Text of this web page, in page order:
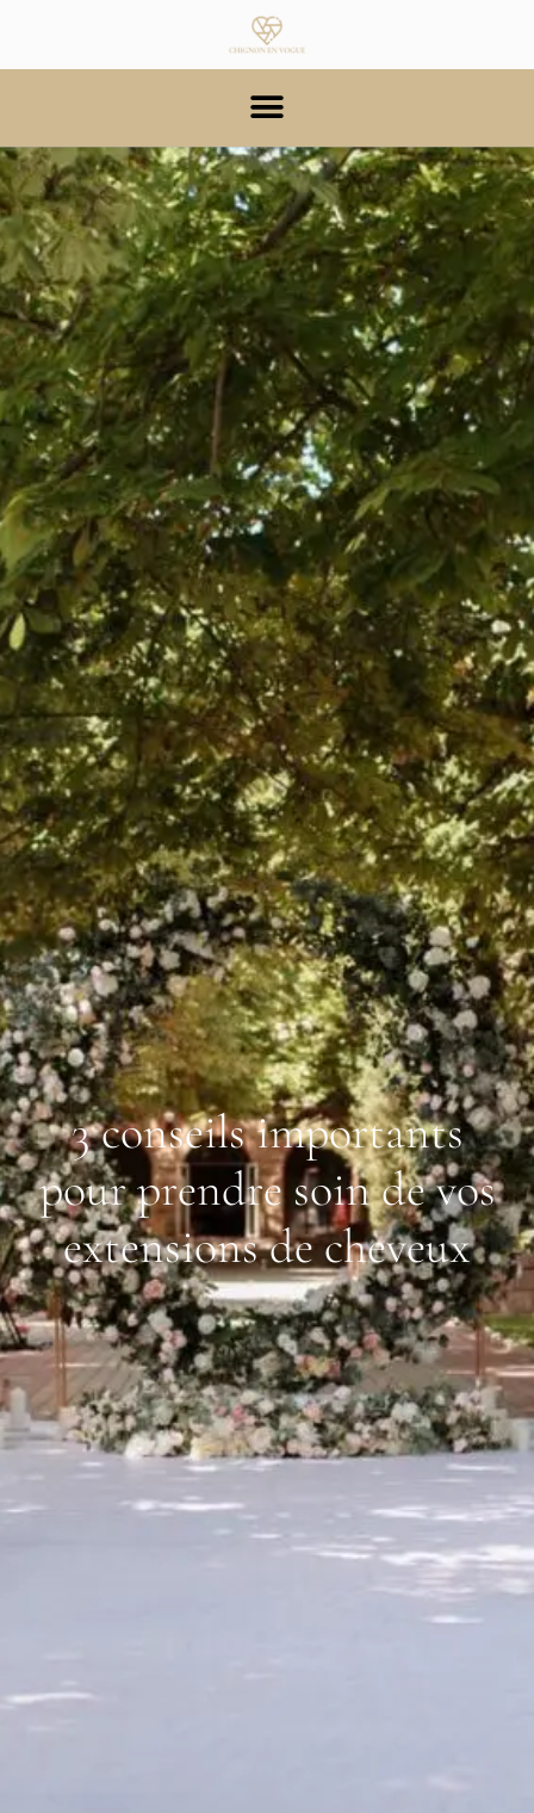
3 conseils importants
pour prendre soin de vos
extensions de cheveux